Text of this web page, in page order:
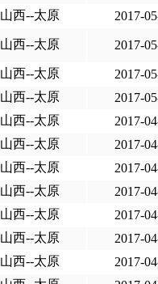
山西--太原 2017-
山西--太原 2017-
山西--太原 2017-
山西--太原 2017-
山西--太原 2017-
山西--太原 2017-
山西--太原 2017-
山西--太原 2017-
山西--太原 2017-
山西--太原 2017-
山西--太原 2017-